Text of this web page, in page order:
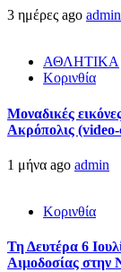
3 ημέρες ago admin
ΑΘΛΗΤΙΚΑ
Κορινθία
Μοναδικές
Ακρόπολις
1 μήνα ago admin
Κορινθία
Τη Δευτέρα 6
Αιμοδοσίας στην